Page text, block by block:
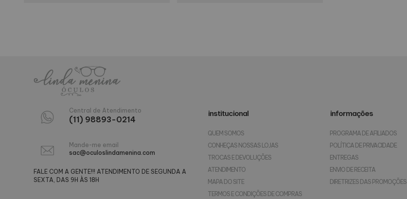
Central de Atendimento
(11) 98893-0214
Mande-me email
sac@oculoslindamenina.com
FALE COM A GENTE!!! ATENDIMENTO DE SEGUNDA A
SEXTA, DAS 9H ÀS 18H
institucional
QUEM SOMOS
CONHEÇAS NOSSAS LOJAS
TROCAS E DEVOLUÇÕES
ATENDIMENTO
MAPA DO SITE
TERMOS E CONDIÇÕES DE COMPRAS
informações
PROGRAMA DE AFILIADOS
POLÍTICA DE PRIVACIDADE
ENTREGAS
ENVIO DE RECEITA
DIRETRIZES DAS PROMOÇÕES